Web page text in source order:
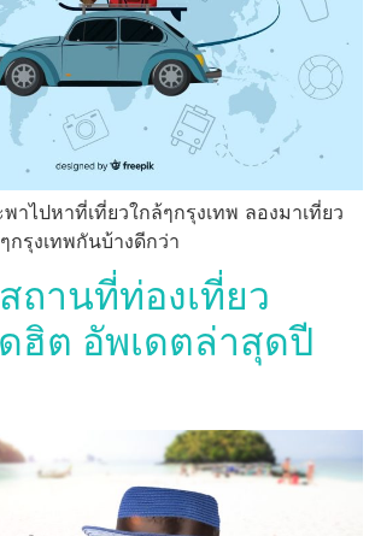
ไปหาที่เที่ยวใกล้ๆกรุงเทพ ลองมาเที่ยว
รุงเทพกันบ้างดีกว่า
ถานที่ท่องเที่ยว
ฮิต อัพเดตล่าสุดปี